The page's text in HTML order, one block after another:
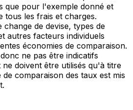
que pour l'exemple donné et
tous les frais et charges.
change de devise, types de
autres facteurs individuels
économies de comparaison.
ne pas être indicatifs
doivent être utilisés qu'à titre
de comparaison des taux est mis